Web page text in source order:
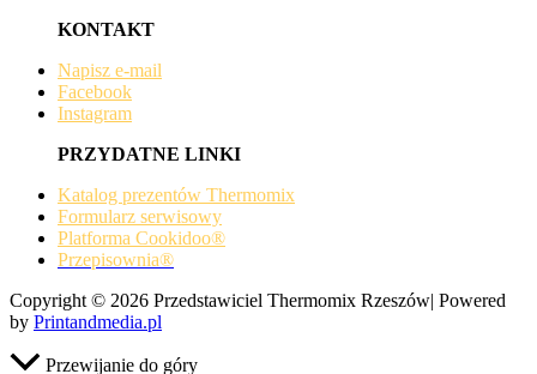
KONTAKT
Napisz e-mail
Facebook
Instagram
PRZYDATNE LINKI
Katalog prezentów Thermomix
Formularz serwisowy
Platforma Cookidoo®
Przepisownia®
Copyright © 2026 Przedstawiciel Thermomix Rzeszów| Powered
by Printandmedia.pl
Przewijanie do góry